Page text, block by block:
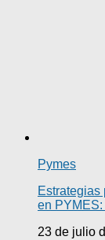
Pymes
en
23 de julio